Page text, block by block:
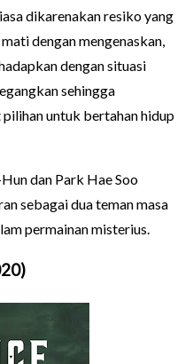
dikarenakan resiko yang
dengan mengenaskan,
dengan situasi
sehingga
untuk bertahan hidup
dan Park Hae Soo
sebagai dua teman masa
permainan misterius.